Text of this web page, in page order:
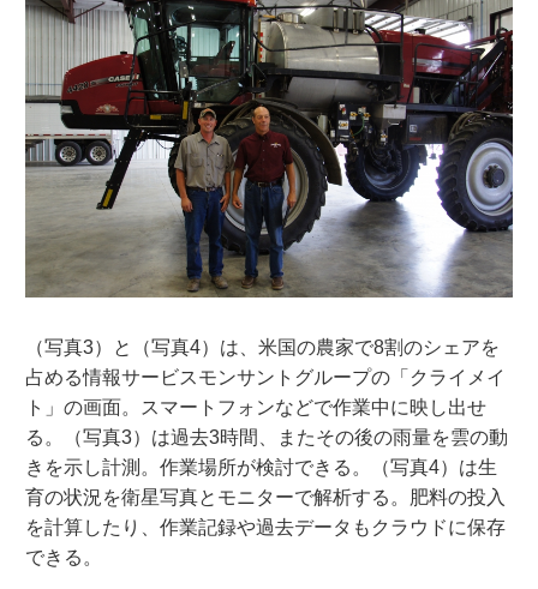
（写真3）と（写真4）は、米国の農家で8割のシェアを
占める情報サービスモンサントグループの「クライメイ
ト」の画面。スマートフォンなどで作業中に映し出せ
る。（写真3）は過去3時間、またその後の雨量を雲の動
きを示し計測。作業場所が検討できる。（写真4）は生
育の状況を衛星写真とモニターで解析する。肥料の投入
を計算したり、作業記録や過去データもクラウドに保存
できる。